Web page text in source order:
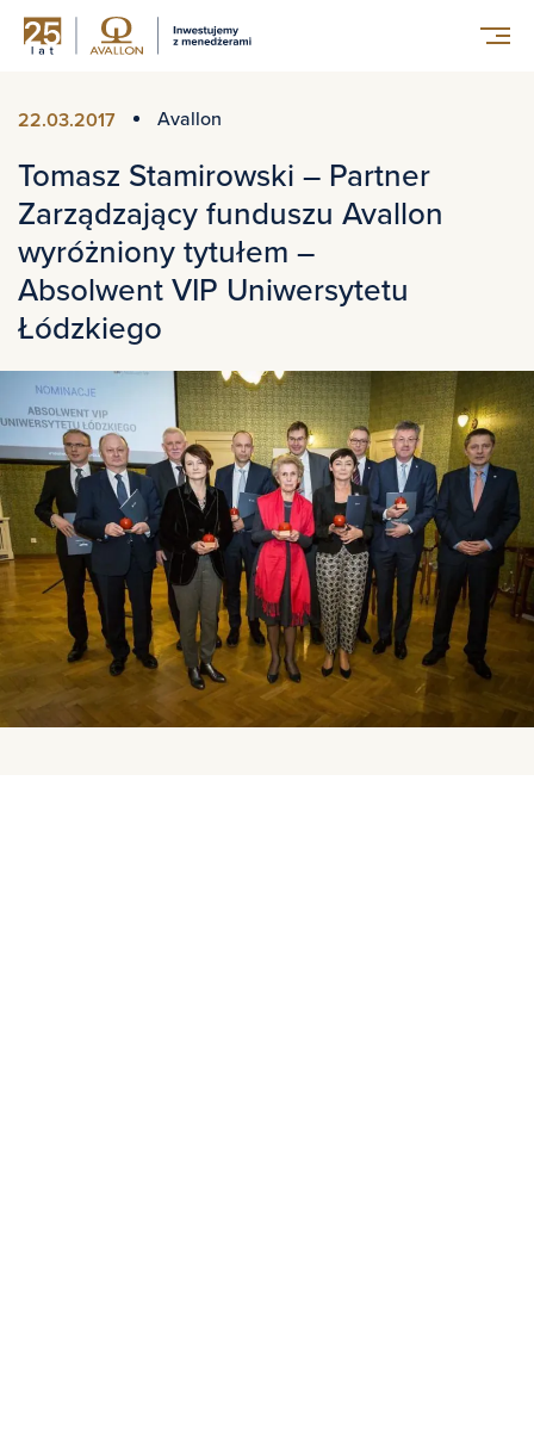
22.03.2017 Avallon
Tomasz Stamirowski – Partner
Zarządzający funduszu Avallon
wyróżniony tytułem –
Absolwent VIP Uniwersytetu
Łódzkiego